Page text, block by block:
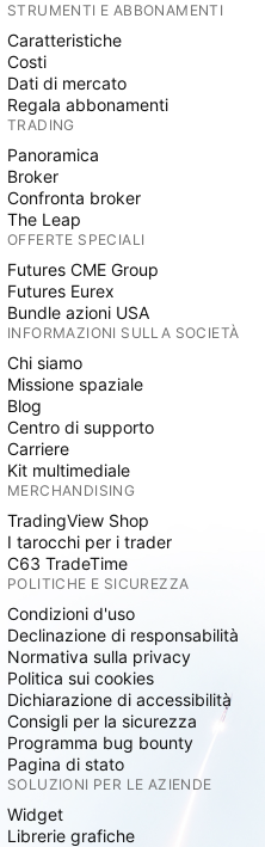
STRUMENTI E ABBONAMENTI
Caratteristiche
Costi
Dati di mercato
Regala abbonamenti
TRADING
Panoramica
Broker
Confronta broker
The Leap
OFFERTE SPECIALI
Futures CME Group
Futures Eurex
Bundle azioni USA
INFORMAZIONI SULLA SOCIETÀ
Chi siamo
Missione spaziale
Blog
Centro di supporto
Carriere
Kit multimediale
MERCHANDISING
TradingView Shop
I tarocchi per i trader
C63 TradeTime
POLITICHE E SICUREZZA
Condizioni d'uso
Declinazione di responsabilità
Normativa sulla privacy
Politica sui cookies
Dichiarazione di accessibilità
Consigli per la sicurezza
Programma bug bounty
Pagina di stato
SOLUZIONI PER LE AZIENDE
Widget
Librerie grafiche